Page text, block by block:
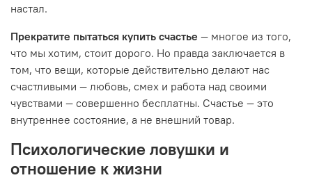
настал.
Прекратите пытаться купить счастье — многое из того,
что мы хотим, стоит дорого. Но правда заключается в
том, что вещи, которые действительно делают нас
счастливыми — любовь, смех и работа над своими
чувствами — совершенно бесплатны. Счастье — это
внутреннее состояние, а не внешний товар.
Психологические ловушки и
отношение к жизни